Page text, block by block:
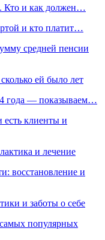
Кто и как должен…
и кто платит…
средней пенсии
ей было лет
года — показываем…
есть клиенты и
и лечение
восстановление и
и заботы о себе
популярных